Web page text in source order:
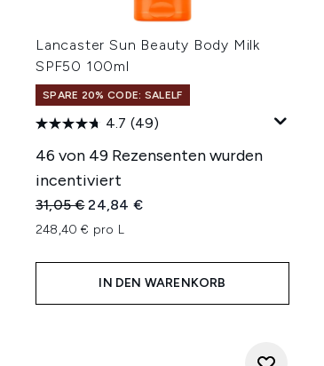
Lancaster Sun Beauty Body Milk
SPF50 100ml
SPARE 20% CODE: SALELF
4.7 (49)
46 von 49 Rezensenten wurden
incentiviert
Unverbindliche Preisempfehlung:
31,05 €Aktueller Preis:
24,84 €
248,40 € pro L
IN DEN WARENKORB